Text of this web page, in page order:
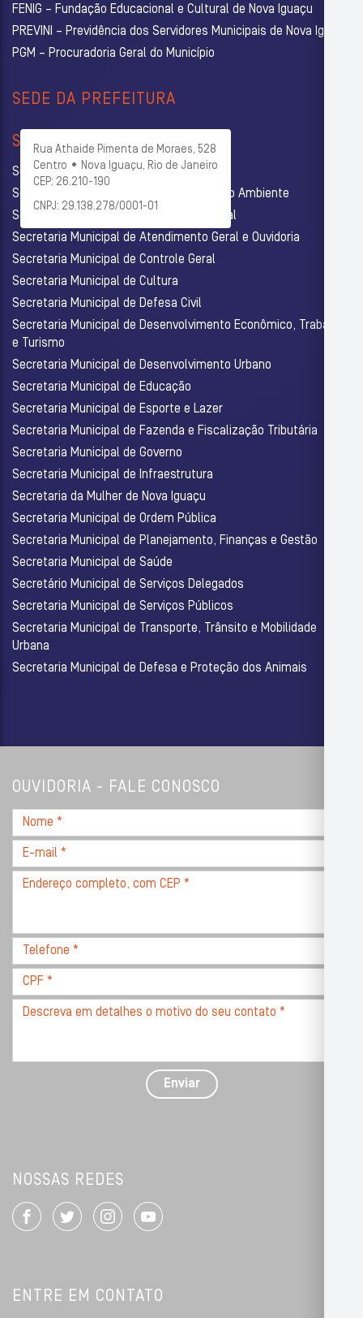
FENIG – Fundação Educacional e Cultural de Nova Iguaçu
PREVINI – Previdência dos Servidores Municipais de Nova Iguaçu
PGM – Procuradoria Geral do Município
SEDE DA PREFEITURA
Rua Athaide Pimenta de Moraes, 528
Centro • Nova Iguaçu, Rio de Janeiro
CEP: 26.210-190
CNPJ: 29.138.278/0001-01
SECRETARIAS
Secretaria Municipal de Administração
Secretaria Municipal de Agricultura e Meio Ambiente
Secretaria Municipal de Assistência Social
Secretaria Municipal de Atendimento Geral e Ouvidoria
Secretaria Municipal de Controle Geral
Secretaria Municipal de Cultura
Secretaria Municipal de Defesa Civil
Secretaria Municipal de Desenvolvimento Econômico, Trabalho
e Turismo
Secretaria Municipal de Desenvolvimento Urbano
Secretaria Municipal de Educação
Secretaria Municipal de Esporte e Lazer
Secretaria Municipal de Fazenda e Fiscalização Tributária
Secretaria Municipal de Governo
Secretaria Municipal de Infraestrutura
Secretaria da Mulher de Nova Iguaçu
Secretaria Municipal de Ordem Pública
Secretaria Municipal de Planejamento, Finanças e Gestão
Secretaria Municipal de Saúde
Secretário Municipal de Serviços Delegados
Secretaria Municipal de Serviços Públicos
Secretaria Municipal de Transporte, Trânsito e Mobilidade
Urbana
Secretaria Municipal de Defesa e Proteção dos Animais
OUVIDORIA - FALE CONOSCO
Nome
*
E-
mail
Endereço
CEP
Telefone
*
CPF
*
Descreva
com
Enviar
NOSSAS REDES
ENTRE EM CONTATO